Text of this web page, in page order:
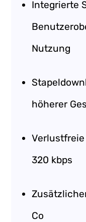
Integrierte
Nutzung
höherer
320 kbps
Co